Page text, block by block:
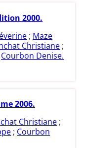
2000.
; Maze
Christiane ;
Courbon Denise.
2006.
Christiane ;
; Courbon